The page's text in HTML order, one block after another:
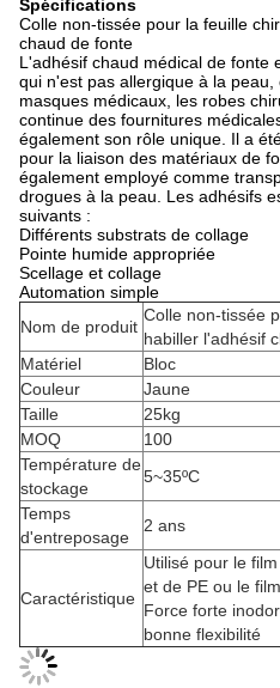
Spécifications
Colle non-tissée pour la feuille
chaud de fonte
L'adhésif chaud médical de fonte
qui n'est pas allergique à la
masques médicaux, les robes
continue des fournitures
également son rôle unique. Il a
pour la liaison des matériaux de
également employé comme
drogues à la peau. Les adhésifs
suivants :
Différents substrats de collage
Pointe humide appropriée
Scellage et collage
Automation simple
Nom de produit
Colle non-tissée
habiller l'adhésif
Matériel
Bloc
Couleur
Jaune
Taille
25kg
MOQ
100
Température de
stockage
5~35ºC
Temps
d'entreposage
2 ans
Caractéristique
Utilisé pour le
et de PE ou le
Force forte
bonne flexibilité